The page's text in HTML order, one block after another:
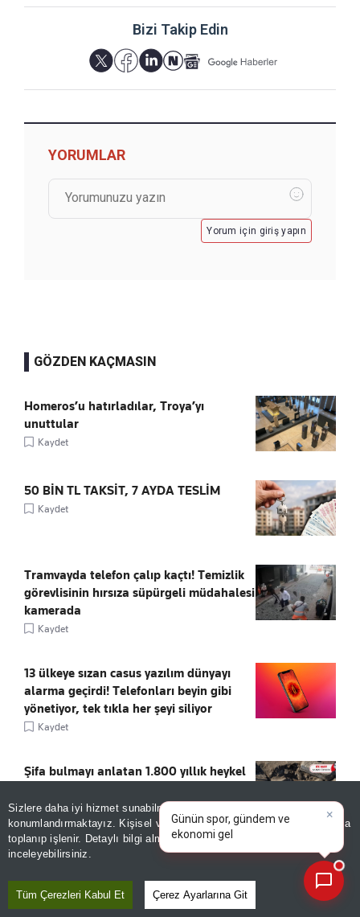
Sizlere daha iyi hizmet sunabilmek adına sitemizde
konumlandırmaktayız. Kişisel verileriniz, KVKK ve GDPR kapsamında
toplanıp işlenir. Detaylı bilgi almak içinAydınlatma Metnimizi
inceleyebilirsiniz.
Tüm Çerezleri Kabul Et Çerez Ayarlarına Git
Bizi Takip Edin
YORUMLAR
Yorum için giriş yapın
GÖZDEN KAÇMASIN
Homeros’u hatırladılar, Troya’yı
unuttular
Kaydet
50 BİN TL TAKSİT, 7 AYDA TESLİM
Kaydet
Tramvayda telefon çalıp kaçtı! Temizlik
görevlisinin hırsıza süpürgeli müdahalesi
kamerada
Kaydet
13 ülkeye sızan casus yazılım dünyayı
alarma geçirdi! Telefonları beyin gibi
yönetiyor, tek tıkla her şeyi siliyor
Kaydet
Şifa bulmayı anlatan 1.800 yıllık heykel
ÖNE ÇIKANLAR
×
Günün spor, gündem ve
ekonomi gelişmelerini analiz
edin!